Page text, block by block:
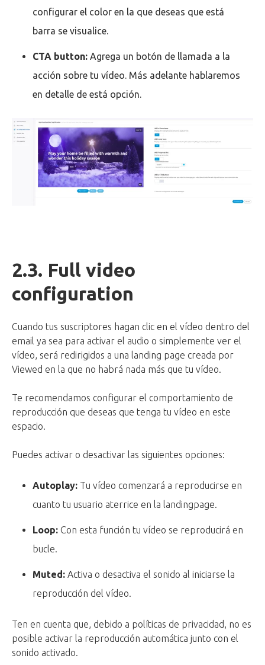
configurar el color en la que deseas que está
barra se visualice.
CTA button:Agrega un botón de llamada a la
acción sobre tu vídeo. Más adelante hablaremos
en detalle de está opción.
2.3. Full video
configuration
Cuando tus suscriptores hagan clic en el vídeo dentro del
email ya sea para activar el audio o simplemente ver el
vídeo, será redirigidos a una landing page creada por
Viewed en la que no habrá nada más que tu vídeo.
Te recomendamos configurar el comportamiento de
reproducción que deseas que tenga tu vídeo en este
espacio.
Puedes activar o desactivar las siguientes opciones:
Autoplay: Tu vídeo comenzará a reproducirse en
cuanto tu usuario aterrice en la landingpage.
Loop: Con esta función tu vídeo se reproducirá en
bucle.
Muted: Activa o desactiva el sonido al iniciarse la
reproducción del vídeo.
Ten en cuenta que, debido a políticas de privacidad, no es
posible activar la reproducción automática junto con el
sonido activado.